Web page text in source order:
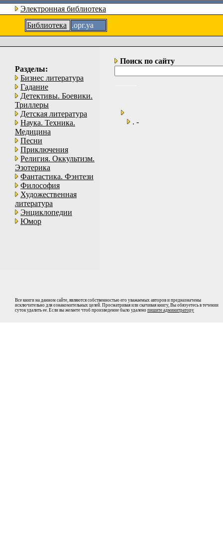
Электронная библиотека
Библиотека
.орг.уа
Разделы:
Бизнес литература
Гадание
Детективы. Боевики.
Триллеры
Детская литература
Наука. Техника.
Медицина
Песни
Приключения
Религия. Оккультизм.
Эзотерика
Фантастика. Фэнтези
Философия
Художественная
литература
Энциклопедии
Юмор
Поиск по сайту
. -
Все книги на данном сайте, являются собственностью его уважаемых авторов и предназначены
исключительно для ознакомительных целей. Просматривая или скачивая книгу, Вы обязуетесь в течении
суток удалить ее. Если вы желаете чтоб произведение было удалено пишите админитратору